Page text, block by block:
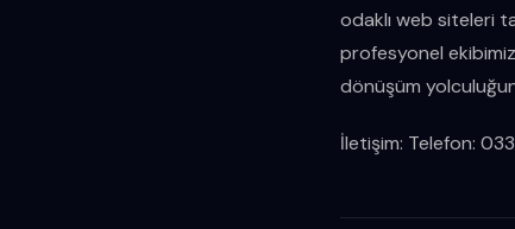
odaklı web siteleri
profesyonel
dönüşüm
İletişim: Telefon: